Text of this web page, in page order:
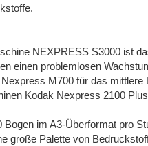
NEXPRESS S3000 ist
einen problemlosen
M700 für das mittlere
Kodak Nexpress 2100
im A3-Überformat pro
große Palette von